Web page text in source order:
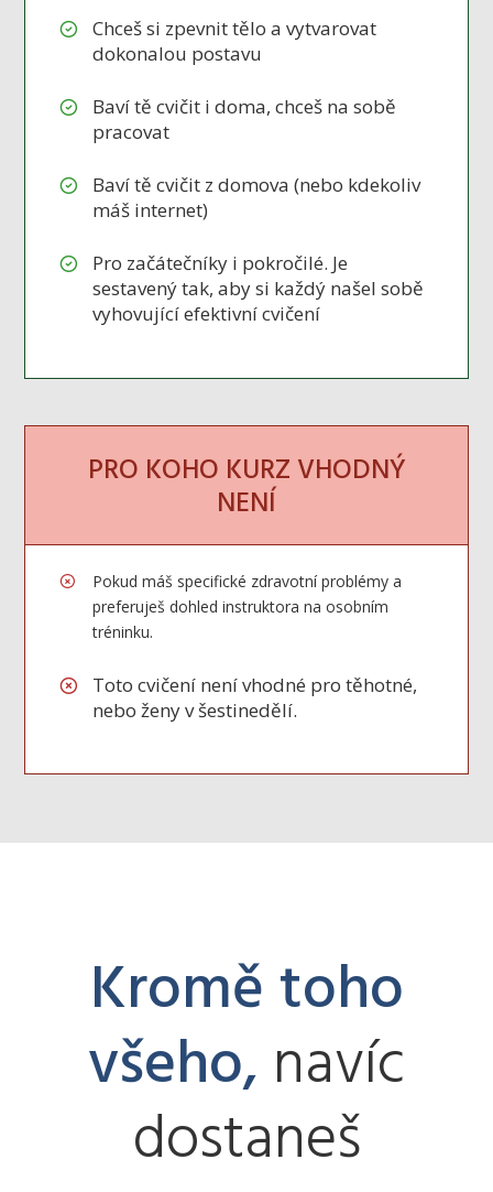
Chceš si zpevnit tělo a vytvarovat
dokonalou postavu
Baví tě cvičit i doma, chceš na sobě
pracovat
Baví tě cvičit z domova (nebo kdekoliv
máš internet)
Pro začátečníky i pokročilé. Je
sestavený tak, aby si každý našel sobě
vyhovující efektivní cvičení
PRO KOHO KURZ VHODNÝ
NENÍ
Pokud máš specifické zdravotní problémy a
preferuješ dohled instruktora na osobním
tréninku.
Toto cvičení není vhodné pro těhotné,
nebo ženy v šestinedělí.
Kromě toho
všeho, navíc
dostaneš